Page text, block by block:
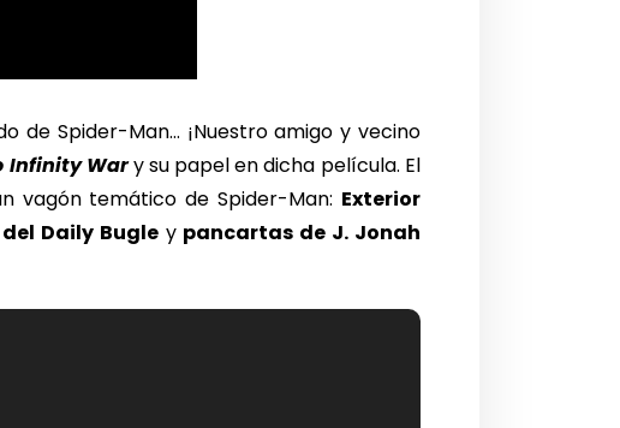
de Spider-Man… ¡Nuestro amigo y vecino
Infinity Wary su papel en dicha película. El
vagón temático de Spider-Man: Exterior
Daily Bugley pancartas de J. Jonah